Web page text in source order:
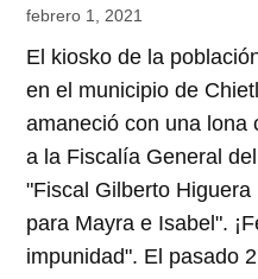
febrero 1, 2021
El kiosko de la
en el municipio de
amaneció con una lona
a la Fiscalía General
"Fiscal Gilberto
para Mayra e Isabel".
impunidad". El pasado